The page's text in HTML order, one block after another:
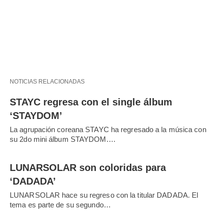
NOTICIAS RELACIONADAS
STAYC regresa con el single álbum
‘STAYDOM’
La agrupación coreana STAYC ha regresado a la música con
su 2do mini álbum STAYDOM.…
LUNARSOLAR son coloridas para
‘DADADA’
LUNARSOLAR hace su regreso con la titular DADADA. El
tema es parte de su segundo…